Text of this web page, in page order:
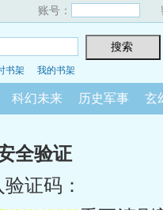
账号：
书架 我的书架
科幻未来 历史军事 玄
全验证
证码：